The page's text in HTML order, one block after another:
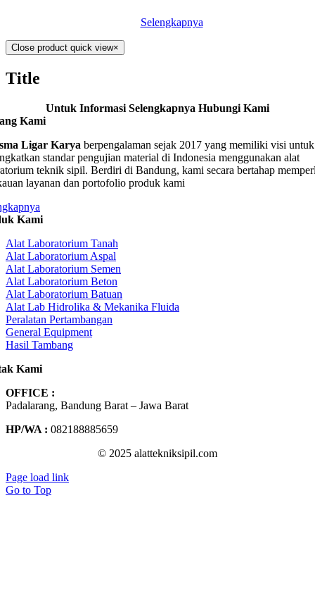
Selengkapnya
Close product quick view×
Title
Untuk Informasi Selengkapnya Hubungi Kami
Kami
Ligar Karya berpengalaman sejak 2017 yang memiliki visi untuk
standar pengujian material di Indonesia menggunakan alat
teknik sipil. Berdiri di Bandung, kami secara bertahap
layanan dan portofolio produk kami
Kami
Alat Laboratorium Tanah
Alat Laboratorium Aspal
Alat Laboratorium Semen
Alat Laboratorium Beton
Alat Laboratorium Batuan
Alat Lab Hidrolika & Mekanika Fluida
Peralatan Pertambangan
General Equipment
Hasil Tambang
Kami
OFFICE :
Padalarang, Bandung Barat – Jawa Barat
HP/WA : 082188885659
© 2025 alattekniksipil.com
Page load link
Go to Top